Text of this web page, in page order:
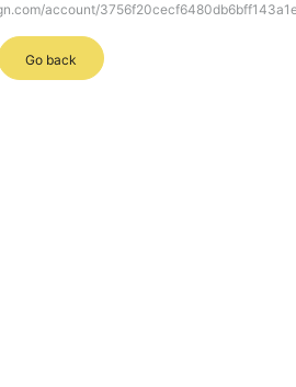
account/
Go back